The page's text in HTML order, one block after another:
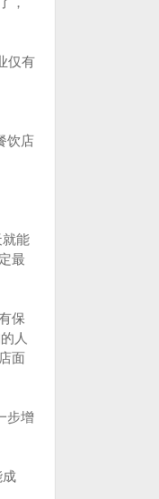
仅有
饮店
能
最
保
人
面
步增
成